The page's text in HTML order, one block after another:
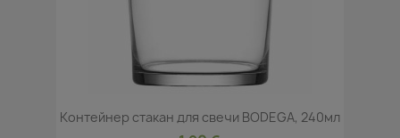
Контейнер стакан для свечи BODEGA, 240мл